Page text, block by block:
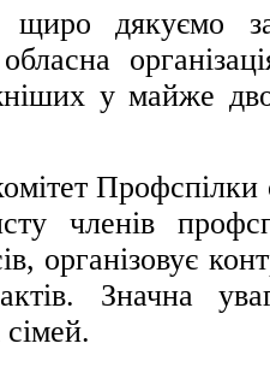
дякуємо за
у майже
Профспілки
членів
організовує
Значна
сімей.